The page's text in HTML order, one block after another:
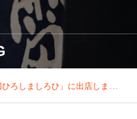
ひろしましろひ」に出店します